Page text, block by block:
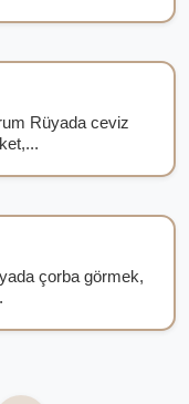
Rüyada ceviz
çorba görmek,